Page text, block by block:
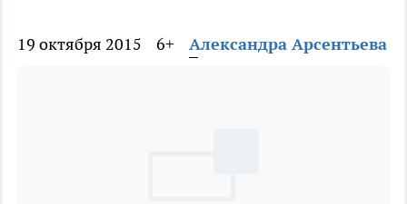
19 октября 2015 6+ Александра Арсентьева